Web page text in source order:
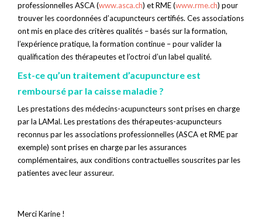
professionnelles ASCA (www.asca.ch) et RME (www.rme.ch) pour
trouver les coordonnées d’acupuncteurs certifiés. Ces associations
ont mis en place des critères qualités – basés sur la formation,
l’expérience pratique, la formation continue – pour valider la
qualification des thérapeutes et l’octroi d’un label qualité.
Est-ce qu’un traitement d’acupuncture est
remboursé par la caisse maladie ?
Les prestations des médecins-acupuncteurs sont prises en charge
par la LAMal. Les prestations des thérapeutes-acupuncteurs
reconnus par les associations professionnelles (ASCA et RME par
exemple) sont prises en charge par les assurances
complémentaires, aux conditions contractuelles souscrites par les
patientes avec leur assureur.
Merci Karine !